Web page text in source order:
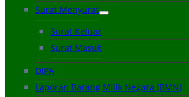
Surat Menyurat
Surat Keluar
Surat Masuk
DIPA
Laporan Barang Milik Negara (BMN)